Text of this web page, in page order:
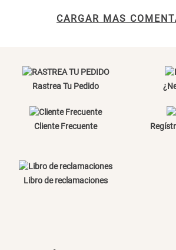
CARGAR MAS
Rastrea Tu Pedido
Cliente Frecuente
Libro de reclamaciones
S/ 143.65 S/ 39.90S/
S/ 35.90S/ 30.50